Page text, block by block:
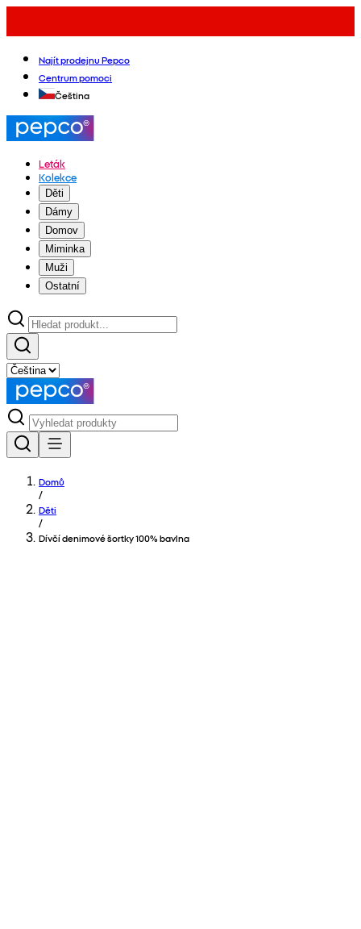
Najít prodejnu Pepco
Centrum pomoci
Čeština
Leták
Kolekce
Děti
Dámy
Domov
Miminka
Muži
Ostatní
Domů
/
Děti
/
Dívčí denimové šortky 100% bavlna